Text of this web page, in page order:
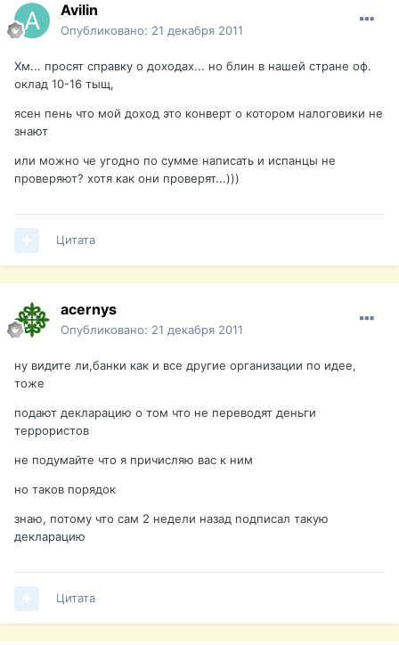
Avilin
Опубликовано: 21 декабря 2011
Хм... просят справку о доходах... но блин в нашей стране оф.
оклад 10-16 тыщ,
ясен пень что мой доход это конверт о котором налоговики не
знают
или можно че угодно по сумме написать и испанцы не
проверяют? хотя как они проверят...)))
Цитата
acernys
Опубликовано: 21 декабря 2011
ну видите ли,банки как и все другие организации по идее,
тоже
подают декларацию о том что не переводят деньги
террористов
не подумайте что я причисляю вас к ним
но таков порядок
знаю, потому что сам 2 недели назад подписал такую
декларацию
Цитата